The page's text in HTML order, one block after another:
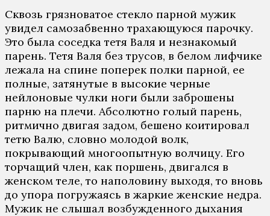
Сквозь грязноватое стекло парной мужик
увидел самозабвенно трахающуюся парочку.
Это была соседка тетя Валя и незнакомый
парень. Тетя Валя без трусов, в белом лифчике
лежала на спине поперек полки парной, ее
полные, затянутые в высокие черные
нейлоновые чулки ноги были заброшены
парню на плечи. Абсолютно голый парень,
ритмично двигая задом, бешено коитировал
тетю Валю, словно молодой волк,
покрывающий многоопытную волчицу. Его
торчащий член, как поршень, двигался в
женском теле, то наполовину выходя, то вновь
до упора погружаясь в жаркие женские недра.
Мужик не слышал возбужденного дыхания